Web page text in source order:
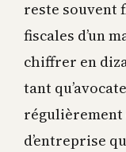
reste souvent
fiscales d’un
chiffrer en
tant
régulièrement
d’entreprise